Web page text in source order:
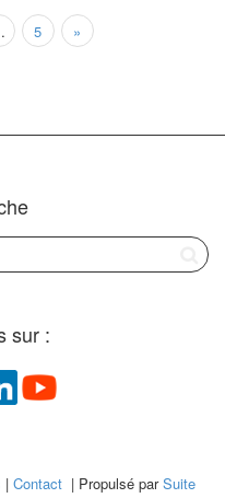
5 »
sur :
| Contact| Propulsé parSuite